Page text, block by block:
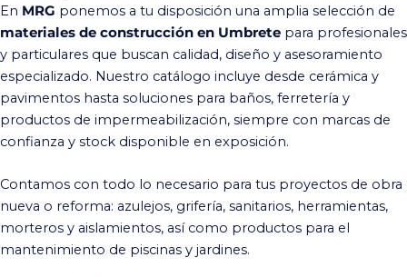
En MRG ponemos a tu disposición una amplia selección de
materiales de construcción en Umbrete para profesionales
y particulares que buscan calidad, diseño y asesoramiento
especializado. Nuestro catálogo incluye desde cerámica y
pavimentos hasta soluciones para baños, ferretería y
productos de impermeabilización, siempre con marcas de
confianza y stock disponible en exposición.
Contamos con todo lo necesario para tus proyectos de obra
nueva o reforma: azulejos, grifería, sanitarios, herramientas,
morteros y aislamientos, así como productos para el
mantenimiento de piscinas y jardines.